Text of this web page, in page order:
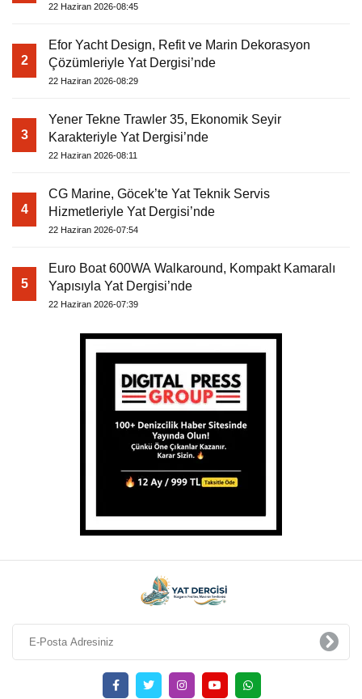
22 Haziran 2026-08:45
2
Efor Yacht Design, Refit ve Marin Dekorasyon
Çözümleriyle Yat Dergisi’nde
22 Haziran 2026-08:29
3
Yener Tekne Trawler 35, Ekonomik Seyir
Karakteriyle Yat Dergisi’nde
22 Haziran 2026-08:11
4
CG Marine, Göcek’te Yat Teknik Servis
Hizmetleriyle Yat Dergisi’nde
22 Haziran 2026-07:54
5
Euro Boat 600WA Walkaround, Kompakt Kamaralı
Yapısıyla Yat Dergisi’nde
22 Haziran 2026-07:39